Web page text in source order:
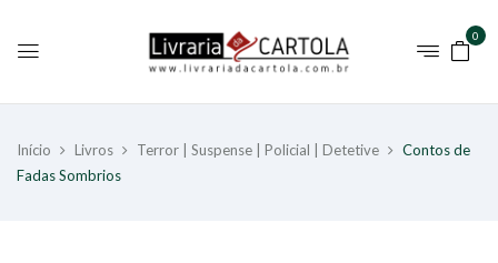
0
Início Livros Terror | Suspense | Policial | Detetive
Contos de
Fadas Sombrios